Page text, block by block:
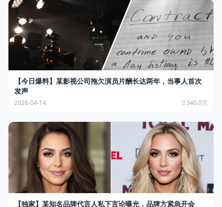
【今日爆料】某影视公司拖欠演员片酬长达两年，当事人首次
发声
2026-04-14 340.0万
【独家】某知名品牌代言人私下言论曝光，品牌方紧急开会